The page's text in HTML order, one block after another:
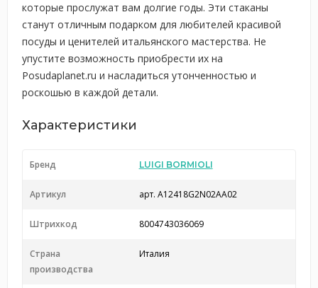
которые прослужат вам долгие годы. Эти стаканы
станут отличным подарком для любителей красивой
посуды и ценителей итальянского мастерства. Не
упустите возможность приобрести их на
Posudaplanet.ru и насладиться утонченностью и
роскошью в каждой детали.
Характеристики
Бренд LUIGI BORMIOLI
Артикул арт. A12418G2N02AA02
Штрихкод 8004743036069
Страна
производства
Италия